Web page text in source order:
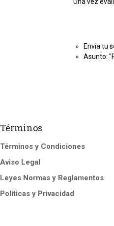
Envía tu
Asunto:
Términos
Términos y Condiciones
Aviso Legal
Leyes Normas y Reglamentos
Políticas y Privacidad